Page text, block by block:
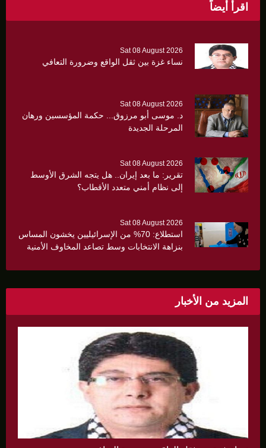
اقرأ أيضاً
Sat 08 August 2026
نساء غزة بين ثقل الواقع وضرورة التعافي
Sat 08 August 2026
د. موسى أبو مرزوق... حكمة المؤسسين ورهان
المرحلة الجديدة
Sat 08 August 2026
تقرير: ما بعد إيران.. هل يتجه الشرق الأوسط
إلى نظام أمني متعدد الأقطاب؟
Sat 08 August 2026
استطلاع: 70% من الإسرائيليين يخشون المساس
بنزاهة الانتخابات وسط تصاعد المخاوف الأمنية
المزيد من الأخبار